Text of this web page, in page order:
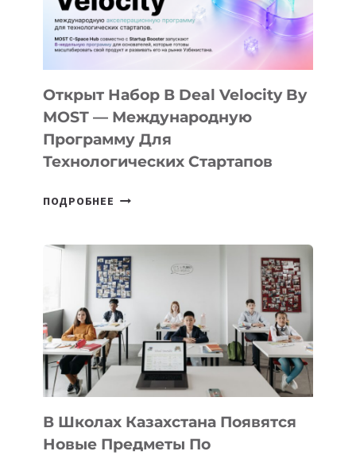
CAMP
ДАЛ
30
ПОДРОСТКАМ
БИЛЕТ
В
ПРЕДПРИНИМАТЕЛЬСТВО
Открыт Набор В Deal Velocity By
MOST — Международную
Программу Для
Технологических Стартапов
ПОДРОБНЕЕ ОТКРЫТ
DEAL
VELOCITY
BY
MOST
—
МЕЖДУНАРОДНУЮ
ПРОГРАММУ
ДЛЯ
ТЕХНОЛОГИЧЕСКИХ
В Школах Казахстана Появятся
Новые Предметы По